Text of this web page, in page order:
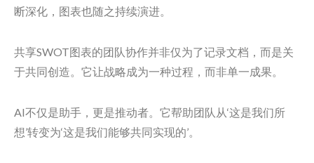
断深化，图表也随之持续演进。
共享SWOT图表的团队协作并非仅为了记录文档，而是关
于共同创造。它让战略成为一种过程，而非单一成果。
AI不仅是助手，更是推动者。它帮助团队从‘这是我们所
想’转变为‘这是我们能够共同实现的’。